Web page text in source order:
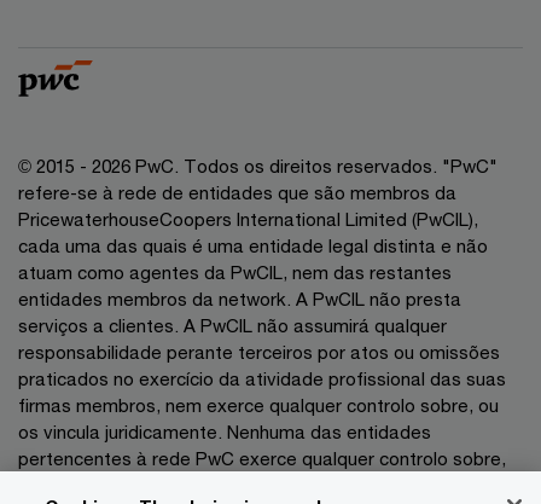
© 2015 - 2026 PwC. Todos os direitos reservados. "PwC"
refere-se à rede de entidades que são membros da
PricewaterhouseCoopers International Limited (PwCIL),
cada uma das quais é uma entidade legal distinta e não
atuam como agentes da PwCIL, nem das restantes
entidades membros da network. A PwCIL não presta
serviços a clientes. A PwCIL não assumirá qualquer
responsabilidade perante terceiros por atos ou omissões
praticados no exercício da atividade profissional das suas
firmas membros, nem exerce qualquer controlo sobre, ou
os vincula juridicamente. Nenhuma das entidades
pertencentes à rede PwC exerce qualquer controlo sobre,